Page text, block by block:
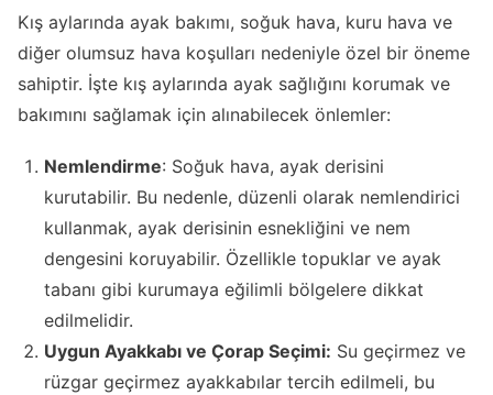
Kış aylarında ayak bakımı, soğuk hava, kuru hava ve
diğer olumsuz hava koşulları nedeniyle özel bir öneme
sahiptir. İşte kış aylarında ayak sağlığını korumak ve
bakımını sağlamak için alınabilecek önlemler:
Nemlendirme: Soğuk hava, ayak derisini
kurutabilir. Bu nedenle, düzenli olarak nemlendirici
kullanmak, ayak derisinin esnekliğini ve nem
dengesini koruyabilir. Özellikle topuklar ve ayak
tabanı gibi kurumaya eğilimli bölgelere dikkat
edilmelidir.
Uygun Ayakkabı ve Çorap Seçimi: Su geçirmez ve
rüzgar geçirmez ayakkabılar tercih edilmeli, bu